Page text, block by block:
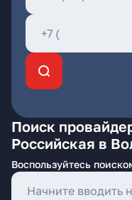
Поиск
Российская в
Воспользуйтесь